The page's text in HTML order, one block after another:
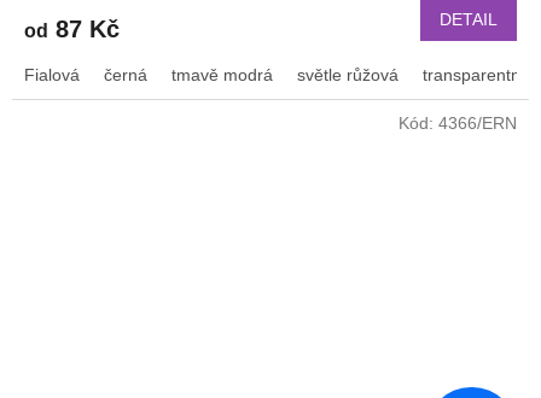
od 87 Kč DETAIL
Fialová černá tmavě modrá světle růžová transparentní
Kód: 4366/ERN